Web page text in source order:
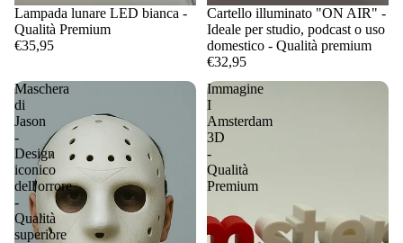
Lampada lunare LED bianca -
Qualità Premium
€35,95
Cartello illuminato "ON AIR" -
Ideale per studio, podcast o uso
domestico - Qualità premium
€32,95
Maschera
di
Jason
-
Design
iconico
dell'orrore
-
Qualità
superiore
Immagine
I
Amsterdam
3D
-
Qualità
Premium